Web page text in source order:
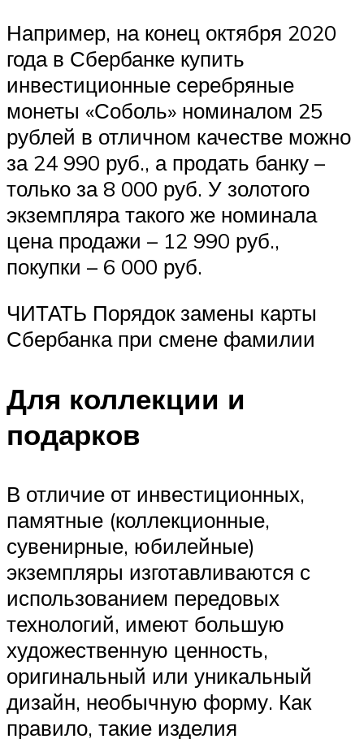
Например, на конец октября 2020
года в Сбербанке купить
инвестиционные серебряные
монеты «Соболь» номиналом 25
рублей в отличном качестве можно
за 24 990 руб., а продать банку –
только за 8 000 руб. У золотого
экземпляра такого же номинала
цена продажи – 12 990 руб.,
покупки – 6 000 руб.
ЧИТАТЬ Порядок замены карты
Сбербанка при смене фамилии
Для коллекции и
подарков
В отличие от инвестиционных,
памятные (коллекционные,
сувенирные, юбилейные)
экземпляры изготавливаются с
использованием передовых
технологий, имеют большую
художественную ценность,
оригинальный или уникальный
дизайн, необычную форму. Как
правило, такие изделия